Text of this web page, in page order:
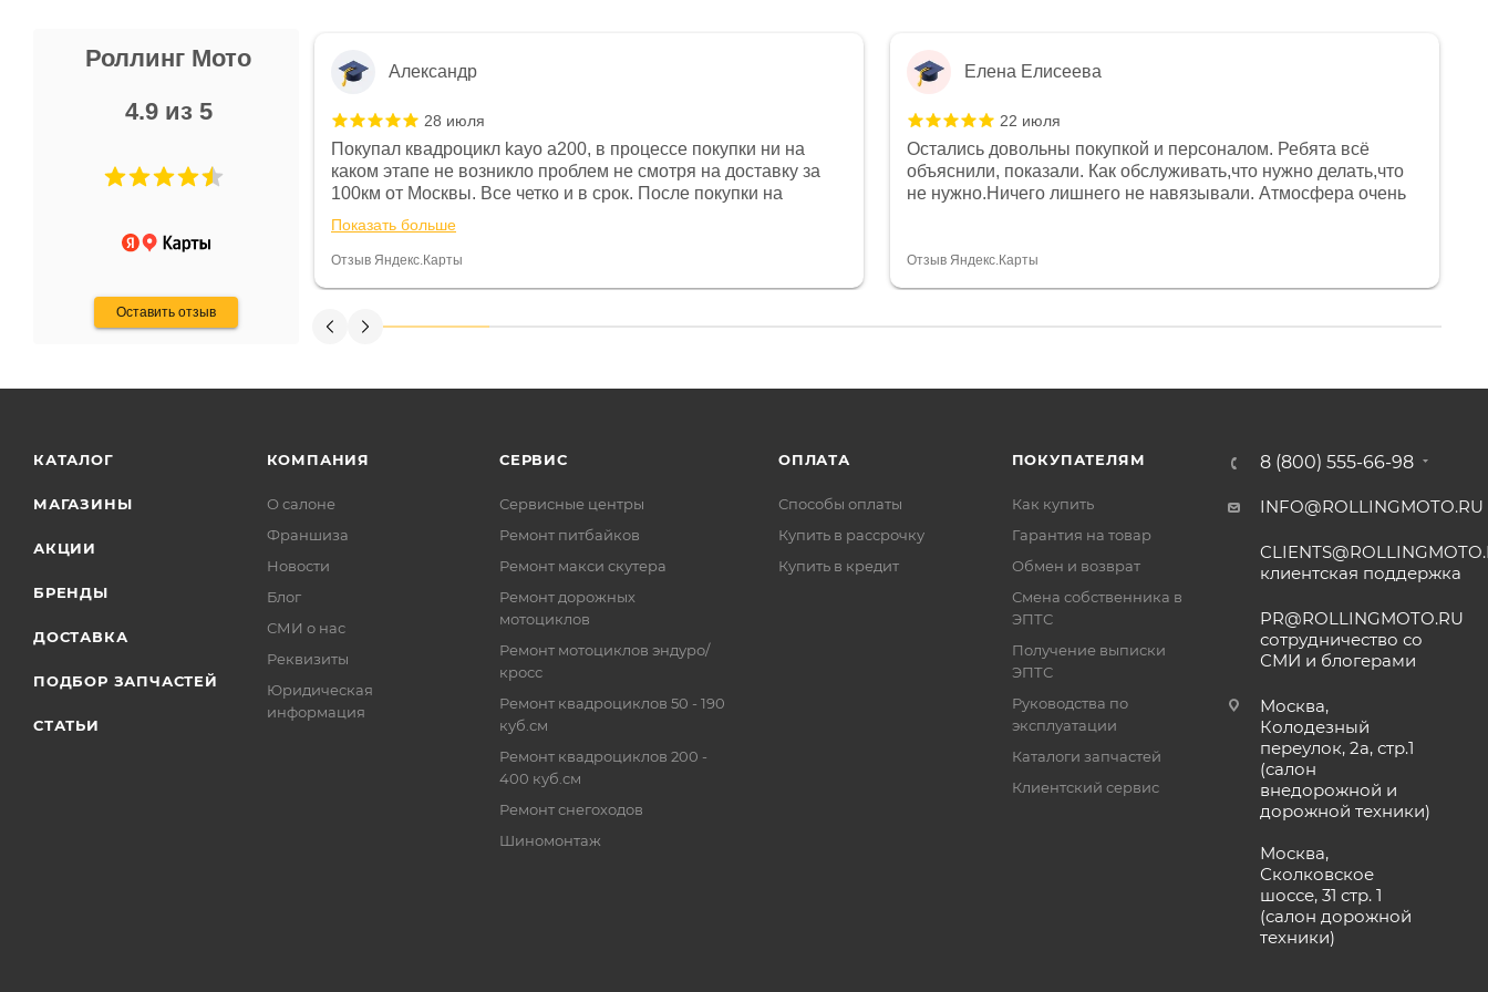
Роллинг Мото
4.9 из 5
Оставить отзыв
Не понравились условия
и дают только на год)
Александр
28 июля
Покупал квадроцикл kayo a200, в процессе покупки ни на
каком этапе не возникло проблем не смотря на доставку за
100км от Москвы. Все четко и в срок. После покупки на
спидометре всегда был 0, при этом представители магазина
постоянно были на связи и в итоге проблема была решена.
Считаю, что это говорит о небезразличии к клиенту после
Показать больше
Отзыв Яндекс.Карты
Елена Елисеева
22 июля
Остались довольны покупкой и персоналом. Ребята всё
объяснили, показали. Как обслуживать,что нужно делать,что
не нужно.Ничего лишнего не навязывали. Атмосфера очень
огромное спасибо Дмитрию, за клиентоориентированность и
Отзыв Яндекс.Карты
КАТАЛОГ
МАГАЗИНЫ
АКЦИИ
БРЕНДЫ
ДОСТАВКА
ПОДБОР ЗАПЧАСТЕЙ
СТАТЬИ
КОМПАНИЯ
О салоне
Франшиза
Новости
Блог
СМИ о нас
Реквизиты
Юридическая
информация
СЕРВИС
Сервисные центры
Ремонт питбайков
Ремонт макси скутера
Ремонт дорожных
мотоциклов
Ремонт мотоциклов эндуро/
кросс
Ремонт квадроциклов 50 - 190
куб.см
Ремонт квадроциклов 200 -
400 куб.см
Ремонт снегоходов
Шиномонтаж
ОПЛАТА
Способы оплаты
Купить в рассрочку
Купить в кредит
ПОКУПАТЕЛЯМ
Как купить
Гарантия на товар
Обмен и возврат
Смена собственника в
ЭПТС
Получение выписки
ЭПТС
Руководства по
эксплуатации
Каталоги запчастей
Клиентский сервис
8 (800) 555-66-98
INFO@ROLLINGMOTO.RU
клиентская поддержка
PR@ROLLINGMOTO.RU
сотрудничество со
СМИ и блогерами
Москва,
Колодезный
переулок, 2а, стр.1
(салон
внедорожной и
дорожной техники)
Москва,
Сколковское
шоссе, 31 стр. 1
(салон дорожной
техники)